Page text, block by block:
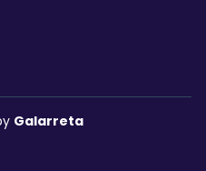
Galarreta